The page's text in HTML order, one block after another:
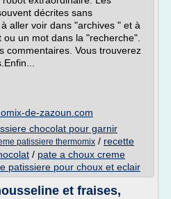
décrites sans
aller voir dans "archives " et à
un mot dans la "recherche".
commentaires. Vous trouverez
de-zazoun.com
chocolat pour garnir
patissiere thermomix / recette
/ pate a choux creme
patissiere pour choux et eclair
et fraises,